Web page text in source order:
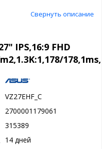
Свернуть описание
IPS,16:9 FHD
VZ27EHF_C
2700001179061
315389
14 дней